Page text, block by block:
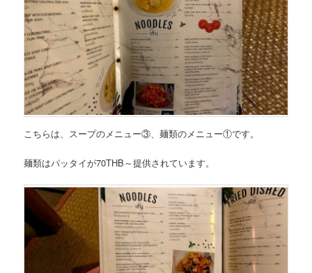
こちらは、 スープのメニュー③、麺類のメニュー①です。
麺類はパッタイが70THB～提供されています。